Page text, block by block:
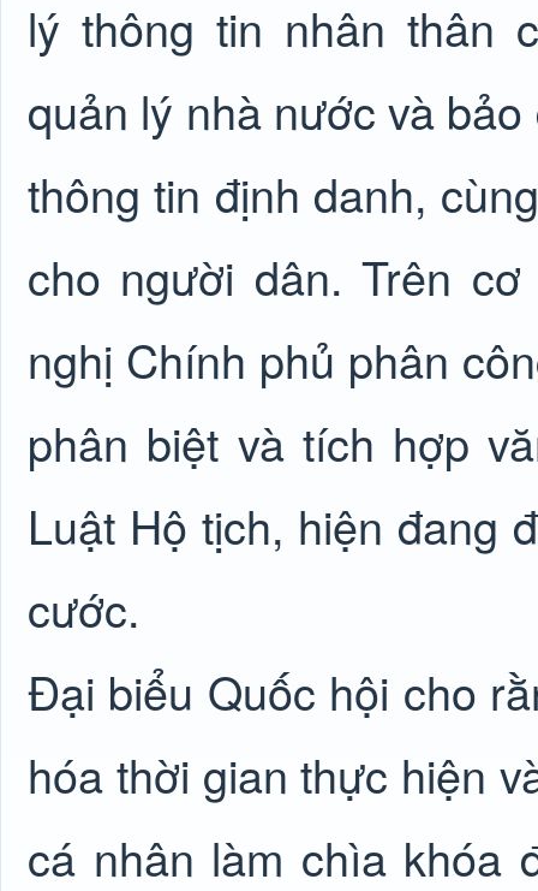
lý thông tin nhân thân
quản lý nhà nước và
thông tin định danh,
cho người dân. Trên
nghị Chính phủ phân
phân biệt và tích hợp
Luật Hộ tịch, hiện đang
cước.
Đại biểu Quốc hội cho
hóa thời gian thực hiện
cá nhân làm chìa khóa